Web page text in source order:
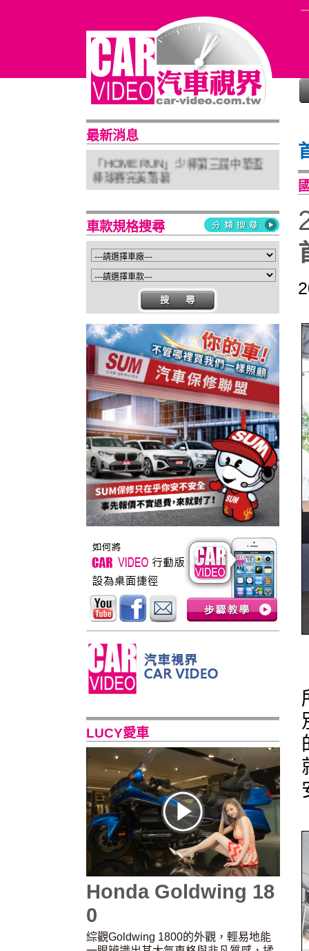
最新消息
普利司通穩馭前行 四大系列改款齊發
進化未來
「HOME RUN」少棒第三屆中華盃
棒球賽完美落幕
亞太首座 Stellantis Brand House 據
Suzuki 新北土城旗艦店盛大開幕
Isuzu屏東2S新據點開幕 強化南台灣
服務網絡
車款規格搜尋
LUCY愛車
Honda Goldwing 18
0
綜觀Goldwing 1800的外觀，輕易地能